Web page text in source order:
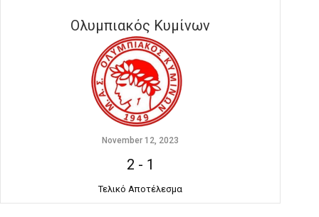
Ολυμπιακός Κυμίνων
November 12, 2023
2 - 1
Τελικό Αποτέλεσμα